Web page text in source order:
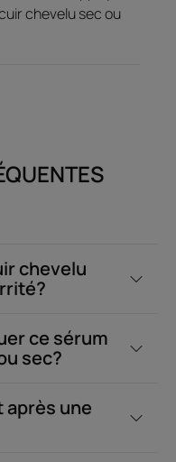
chevelu sec ou
chevelu
ce sérum
sec?
une